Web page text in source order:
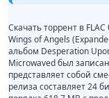
Скачать торрент в
Wings of Angels
альбом Desperation
Microwaved был
представляет собой
релиза составляет 24